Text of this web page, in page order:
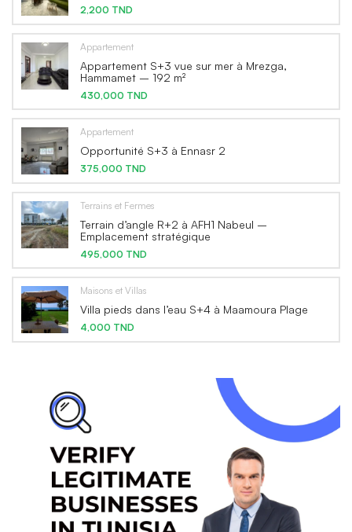
2,200 TND
Appartement
Appartement S+3 vue sur mer à Mrezga,
Hammamet – 192 m²
430,000 TND
Appartement
Opportunité S+3 à Ennasr 2
375,000 TND
Terrains et Fermes
Terrain d’angle R+2 à AFH1 Nabeul –
Emplacement stratégique
495,000 TND
Maisons et Villas
Villa pieds dans l’eau S+4 à Maamoura Plage
4,000 TND